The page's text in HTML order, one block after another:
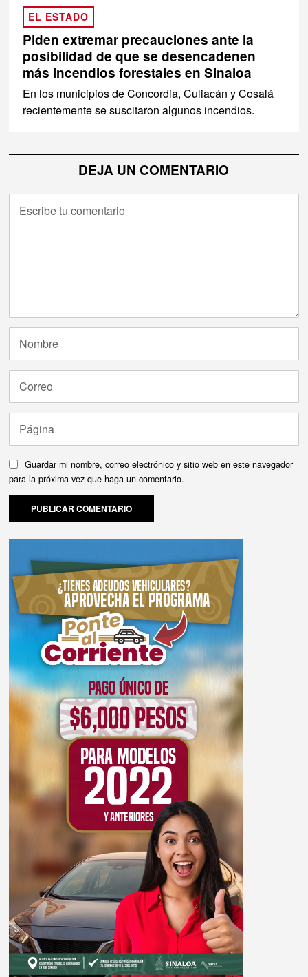
EL ESTADO
Piden extremar precauciones ante la
posibilidad de que se desencadenen
más incendios forestales en Sinaloa
En los municipios de Concordia, Culiacán y Cosalá
recientemente se suscitaron algunos incendios.
DEJA UN COMENTARIO
Guardar mi nombre, correo electrónico y sitio web en este navegador
para la próxima vez que haga un comentario.